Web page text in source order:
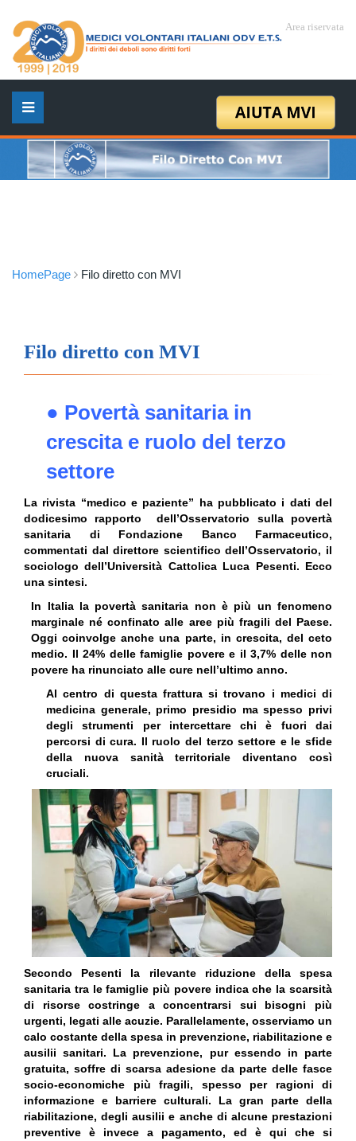
Area riservata
HomePage Filo diretto con MVI
Filo diretto con MVI
● Povertà sanitaria in
crescita e ruolo del terzo
settore
La rivista “medico e paziente” ha pubblicato i dati del
dodicesimo rapporto dell’Osservatorio sulla povertà
sanitaria di Fondazione Banco Farmaceutico,
commentati dal direttore scientifico dell’Osservatorio, il
sociologo dell’Università Cattolica Luca Pesenti. Ecco
una sintesi.
In Italia la povertà sanitaria non è più un fenomeno
marginale né confinato alle aree più fragili del Paese.
Oggi coinvolge anche una parte, in crescita, del ceto
medio. Il 24% delle famiglie povere e il 3,7% delle non
povere ha rinunciato alle cure nell’ultimo anno.
Al centro di questa frattura si trovano i medici di
medicina generale, primo presidio ma spesso privi
degli strumenti per intercettare chi è fuori dai
percorsi di cura. Il ruolo del terzo settore e le sfide
della nuova sanità territoriale diventano così
cruciali.
Secondo Pesenti la rilevante riduzione della spesa
sanitaria tra le famiglie più povere indica che la scarsità
di risorse costringe a concentrarsi sui bisogni più
urgenti, legati alle acuzie. Parallelamente, osserviamo un
calo costante della spesa in prevenzione, riabilitazione e
ausilii sanitari. La prevenzione, pur essendo in parte
gratuita, soffre di scarsa adesione da parte delle fasce
socio-economiche più fragili, spesso per ragioni di
informazione e barriere culturali. La gran parte della
riabilitazione, degli ausilii e anche di alcune prestazioni
preventive è invece a pagamento, ed è qui che si